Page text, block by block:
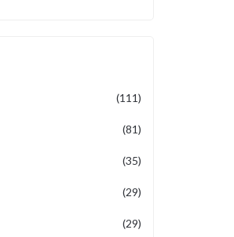
(111)
(81)
(35)
(29)
(29)